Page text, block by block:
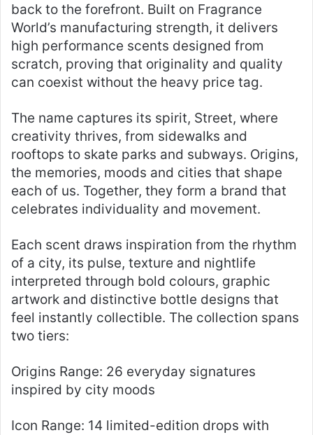
back to the forefront. Built on Fragrance
World’s manufacturing strength, it delivers
high performance scents designed from
scratch, proving that originality and quality
can coexist without the heavy price tag.
The name captures its spirit, Street, where
creativity thrives, from sidewalks and
rooftops to skate parks and subways. Origins,
the memories, moods and cities that shape
each of us. Together, they form a brand that
celebrates individuality and movement.
Each scent draws inspiration from the rhythm
of a city, its pulse, texture and nightlife
interpreted through bold colours, graphic
artwork and distinctive bottle designs that
feel instantly collectible. The collection spans
two tiers:
Origins Range: 26 everyday signatures
inspired by city moods
Icon Range: 14 limited-edition drops with